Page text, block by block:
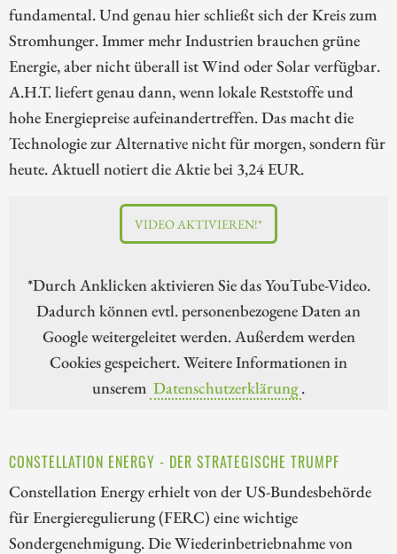
fundamental. Und genau hier schließt sich der Kreis zum
Stromhunger. Immer mehr Industrien brauchen grüne
Energie, aber nicht überall ist Wind oder Solar verfügbar.
A.H.T. liefert genau dann, wenn lokale Reststoffe und
hohe Energiepreise aufeinandertreffen. Das macht die
Technologie zur Alternative nicht für morgen, sondern für
heute. Aktuell notiert die Aktie bei 3,24 EUR.
VIDEO AKTIVIEREN!*
*Durch Anklicken aktivieren Sie das YouTube-Video.
Dadurch können evtl. personenbezogene Daten an
Google weitergeleitet werden. Außerdem werden
Cookies gespeichert. Weitere Informationen in
unserem Datenschutzerklärung .
CONSTELLATION ENERGY - DER STRATEGISCHE TRUMPF
Constellation Energy erhielt von der US-Bundesbehörde
für Energieregulierung (FERC) eine wichtige
Sondergenehmigung. Die Wiederinbetriebnahme von